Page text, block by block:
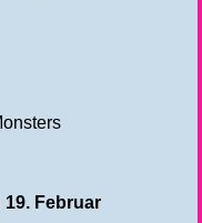
Februar